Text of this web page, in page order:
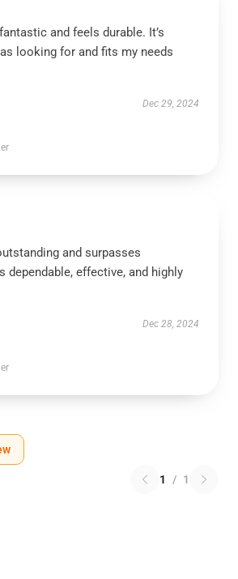
and feels durable. It’s
looking for and fits my needs
Dec 29, 2024
and surpasses
dependable, effective, and highly
Dec 28, 2024
1 / 1